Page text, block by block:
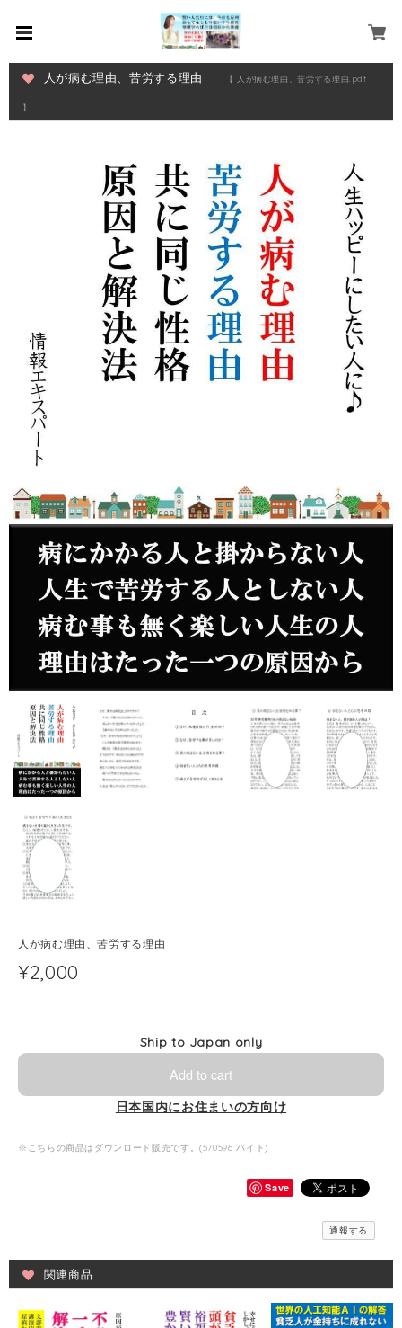
人が病む理由、苦労する理由 【 人が病む理由、苦労する理由.pdf
】
人が病む理由、苦労する理由
¥2,000
Ship to Japan only
Add to cart
日本国内にお住まいの方向け
※こちらの商品はダウンロード販売です。(570596 バイト)
Save
通報する
関連商品